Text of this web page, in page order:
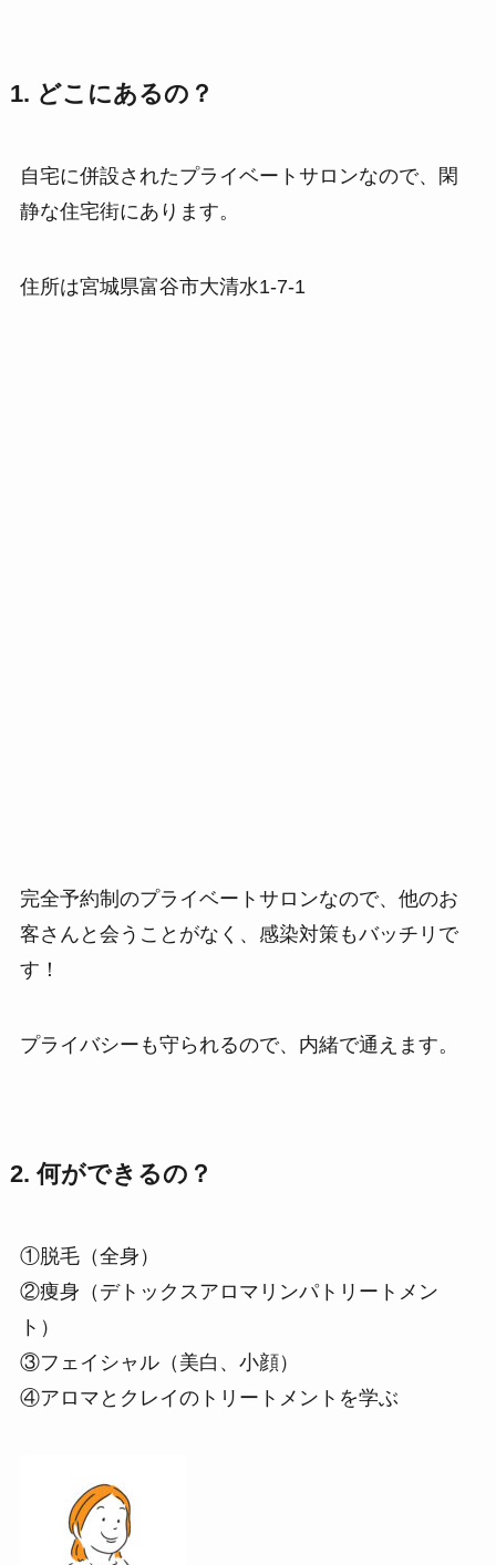
1. どこにあるの？
自宅に併設されたプライベートサロンなので、閑
静な住宅街にあります。
住所は宮城県富谷市大清水1-7-1
完全予約制のプライベートサロンなので、 他のお
客さんと会うことがなく、感染対策もバッチリで
す！
プライバシーも守られるので、内緒で通えます。
2. 何ができるの？
①脱毛（全身）
②痩身（デトックスアロマリンパトリートメン
ト）
③フェイシャル（美白、小顔）
④アロマとクレイのトリートメントを学ぶ